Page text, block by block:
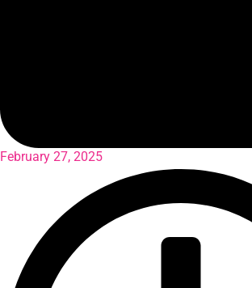
February 27, 2025